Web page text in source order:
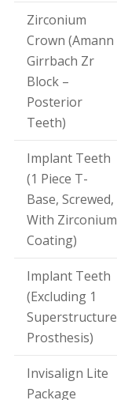
Zirconium
Crown (Amann
Girrbach Zr
Block –
Posterior
Teeth)
Implant Teeth
(1 Piece T-
Base, Screwed,
With Zirconium
Coating)
Implant Teeth
(Excluding 1
Superstructure
Prosthesis)
Invisalign Lite
Package